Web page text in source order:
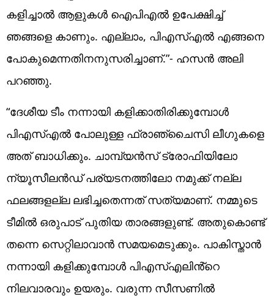
കളിച്ചാൽ ആളുകൾ ഐപിഎൽ ഉപേക്ഷിച്ച്
ഞങ്ങളെ കാണും. എല്ലാം, പിഎസ്എൽ എങ്ങനെ
പോകുമെന്നതിനനുസരിച്ചാണ്.”- ഹസൻ അലി
പറഞ്ഞു.
“ദേശീയ ടീം നന്നായി കളിക്കാതിരിക്കുമ്പോൾ
പിഎസ്എൽ പോലുള്ള ഫ്രാഞ്ചൈസി ലീഗുകളെ
അത് ബാധിക്കും. ചാമ്പ്യൻസ് ട്രോഫിയിലോ
ന്യൂസീലൻഡ് പര്യടനത്തിലോ നമുക്ക് നല്ല
ഫലങ്ങളല്ല ലഭിച്ചതെന്നത് സത്യമാണ്. നമ്മുടെ
ടീമിൽ ഒരുപാട് പുതിയ താരങ്ങളുണ്ട്. അതുകൊണ്ട്
തന്നെ സെറ്റിലാവാൻ സമയമെടുക്കും. പാകിസ്താൻ
നന്നായി കളിക്കുമ്പോൾ പിഎസ്എലിൻ്റെ
നിലവാരവും ഉയരും. വരുന്ന സീസണിൽ